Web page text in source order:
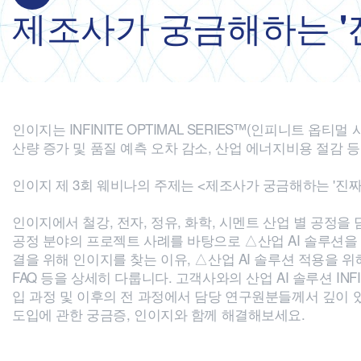
제조사가 궁금해하는
인이지는 INFINITE OPTIMAL SERIES™(인피니트 옵티멀
산량 증가 및 품질 예측 오차 감소, 산업 에너지비용 절감
인이지 제 3회 웨비나의 주제는 <제조사가 궁금해하는 '진
인이지에서 철강, 전자, 정유, 화학, 시멘트 산업 별 공정
공정 분야의 프로젝트 사례를 바탕으로 △산업 AI 솔루션
결을 위해 인이지를 찾는 이유, △산업 AI 솔루션 적용을
FAQ 등을 상세히 다룹니다. 고객사와의 산업 AI 솔루션
입 과정 및 이후의 전 과정에서 담당 연구원분들께서 깊이
도입에 관한 궁금증, 인이지와 함께 해결해보세요.